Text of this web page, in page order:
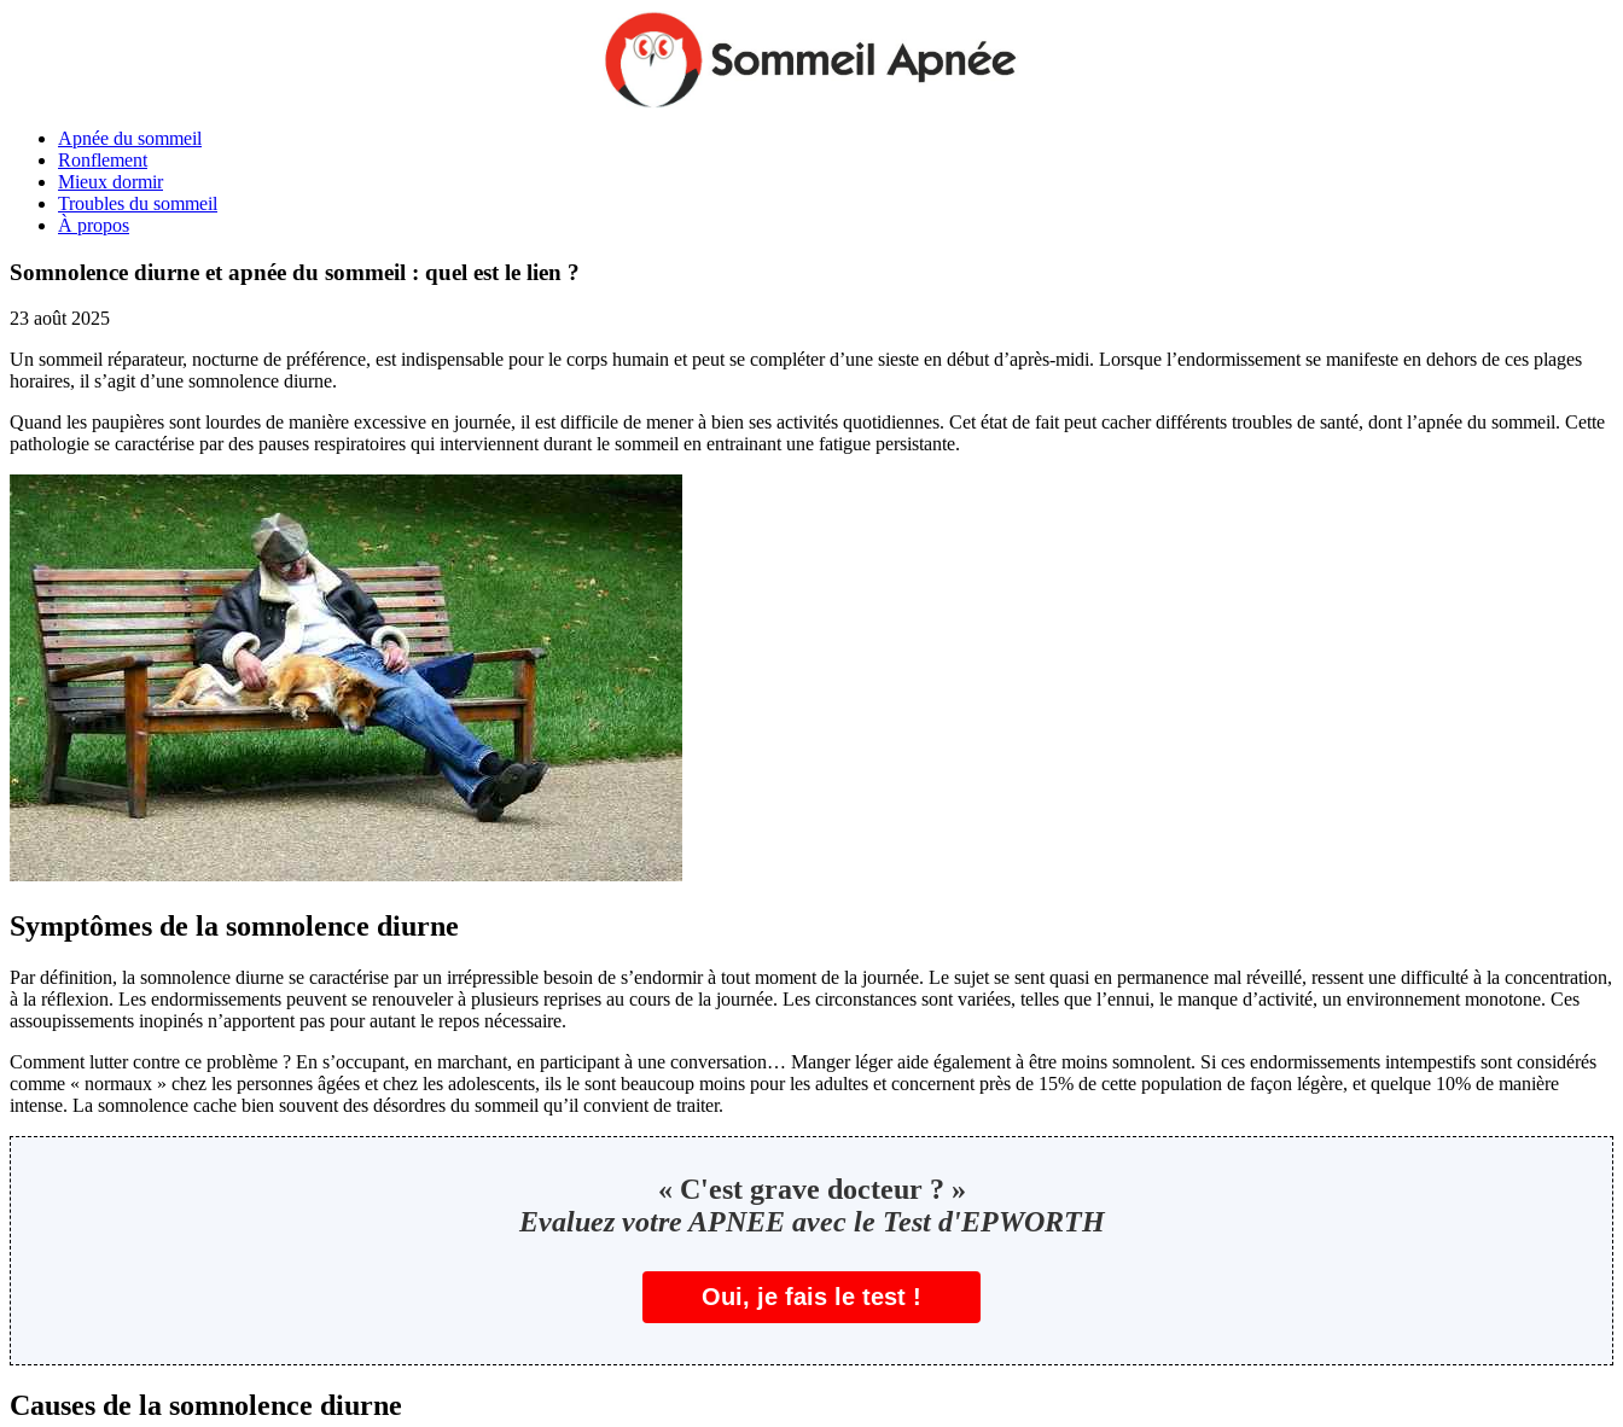
Apnée du sommeil
Ronflement
Mieux dormir
Troubles du sommeil
À propos
Somnolence diurne et apnée du sommeil : quel est le lien ?
23 août 2025
Un sommeil réparateur, nocturne de préférence, est indispensable pour le corps humain et peut se compléter d’une sieste en début d’après-midi. Lorsque l’endormissement se manifeste en dehors de ces plages
horaires, il s’agit d’une somnolence diurne.
Quand les paupières sont lourdes de manière excessive en journée, il est difficile de mener à bien ses activités quotidiennes. Cet état de fait peut cacher différents troubles de santé, dont l’apnée du sommeil. Cette
pathologie se caractérise par des pauses respiratoires qui interviennent durant le sommeil en entrainant une fatigue persistante.
Symptômes de la somnolence diurne
Par définition, la somnolence diurne se caractérise par un irrépressible besoin de s’endormir à tout moment de la journée. Le sujet se sent quasi en permanence mal réveillé, ressent une difficulté à la concentration,
à la réflexion. Les endormissements peuvent se renouveler à plusieurs reprises au cours de la journée. Les circonstances sont variées, telles que l’ennui, le manque d’activité, un environnement monotone. Ces
assoupissements inopinés n’apportent pas pour autant le repos nécessaire.
Comment lutter contre ce problème ? En s’occupant, en marchant, en participant à une conversation… Manger léger aide également à être moins somnolent. Si ces endormissements intempestifs sont considérés
comme « normaux » chez les personnes âgées et chez les adolescents, ils le sont beaucoup moins pour les adultes et concernent près de 15% de cette population de façon légère, et quelque 10% de manière
intense. La somnolence cache bien souvent des désordres du sommeil qu’il convient de traiter.
« C'est grave docteur ? »
Evaluez votre APNEE avec le Test d'EPWORTH
Oui, je fais le test !
Causes de la somnolence diurne